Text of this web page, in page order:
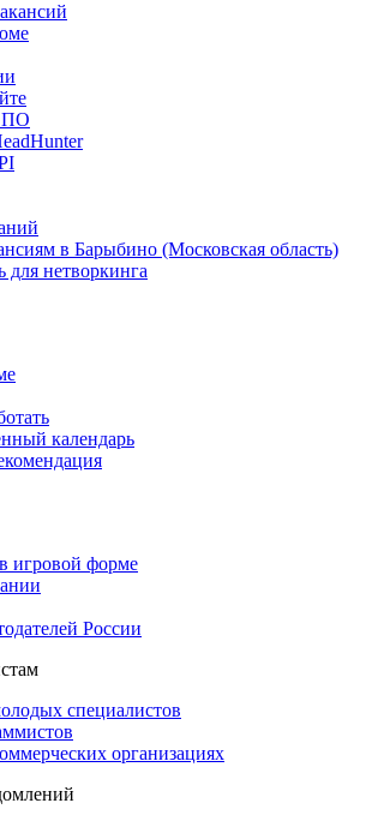
ПО
в Барыбино (Московская область)
для нетворкинга
календарь
игровой форме
России
специалистов
организациях